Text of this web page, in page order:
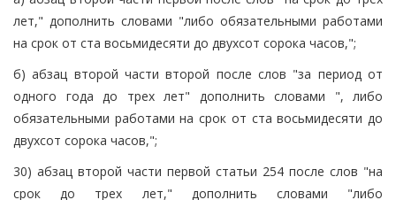
лет," дополнить словами "либо обязательными работами
на срок от ста восьмидесяти до двухсот сорока часов,";
б) абзац второй части второй после слов "за период от
одного года до трех лет" дополнить словами ", либо
обязательными работами на срок от ста восьмидесяти до
двухсот сорока часов,";
30) абзац второй части первой статьи 254 после слов "на
срок до трех лет," дополнить словами "либо